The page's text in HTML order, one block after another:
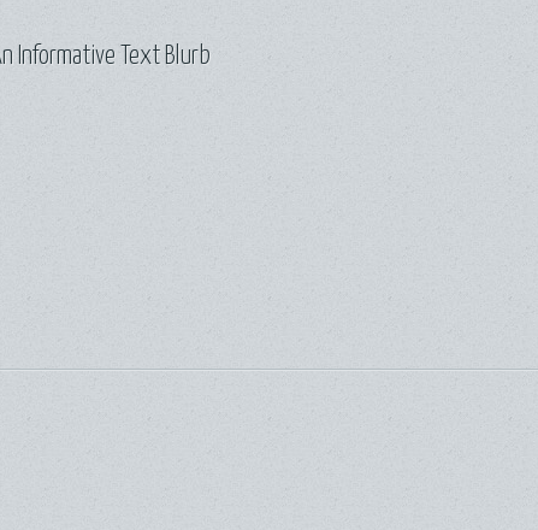
Informative Text Blurb